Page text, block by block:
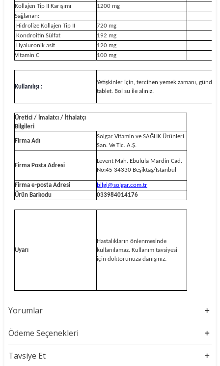
Kollajen Tip II Karışımı
1200 mg
Sağlanan:
Hidrolize Kollajen Tip II
720 mg
Kondroitin Sülfat
192 mg
Hyaluronik asit
120 mg
Vitamin C
100 mg
Kullanılışı :
Yetişkinler için, tercihen yemek zamanı, günde
tablet. Bol su ile alınız.
Üretici / İmalatcı / İthalatçı
Bilgileri
Firma Adı
Solgar Vitamin ve SAĞLIK Ürünleri
San. Ve Tic. A.Ş.
Firma Posta Adresi
Levent Mah. Ebulula Mardin Cad.
No:45 34330 Beşiktaş/İstanbul
Firma e-posta Adresi
bilgi@solgar.com.tr
Ürün Barkodu
033984014176
Uyarı
Hastalıkların önlenmesinde
kullanılamaz. Kullanım tavsiyesi
için doktorunuza danışınız.
Yorumlar
Ödeme Seçenekleri
Tavsiye Et